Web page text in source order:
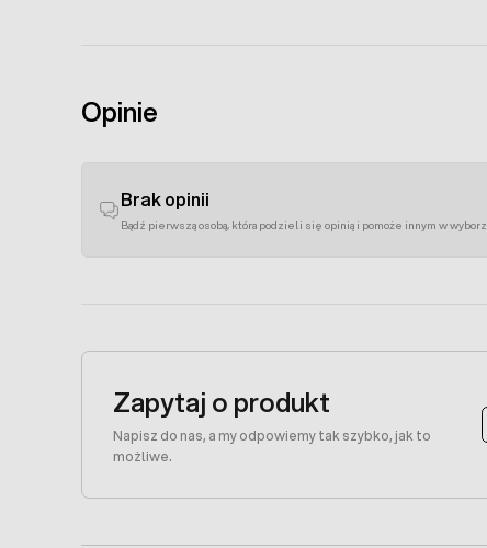
Opinie
Brak opinii
Bądź pierwszą osobą, która podzieli się opinią i pomoże innym w
Zapytaj o produkt
Napisz do nas, a my odpowiemy tak szybko, jak to
możliwe.